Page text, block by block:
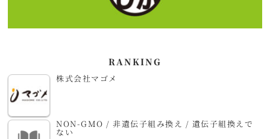
RANKING
株式会社マゴメ
NON-GMO / 非遺伝子組み換え / 遺伝子組換えで
ない